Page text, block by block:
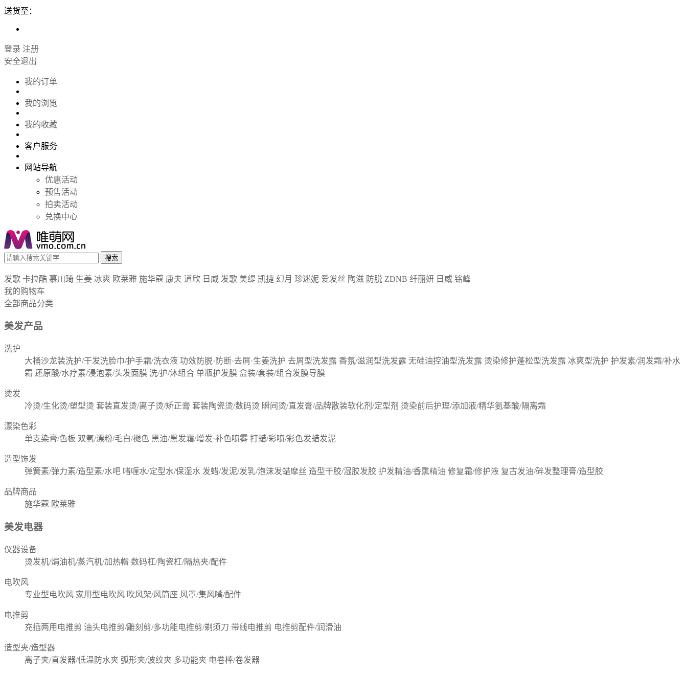
送货至：
登录 注册
安全退出
我的订单
我的浏览
我的收藏
客户服务
网站导航
优惠活动
预售活动
拍卖活动
兑换中心
搜索
发歌 卡拉酷 慕川琦 生姜 冰爽 欧莱雅 施华蔻 康夫 道欣 日威 发歌 美缇 凯捷 幻月 珍迷妮 爱发丝 陶滋 防脱 ZDNB 纤丽妍 日威 铭峰
我的购物车
全部商品分类
美发产品
洗护
大桶沙龙装洗护/干发洗脸巾/护手霜/洗衣液 功效防脱·防断·去屑·生姜洗护 去屑型洗发露 香氛/滋润型洗发露 无硅油控油型洗发露 烫染修护蓬松型洗发露 冰爽型洗护 护发素/润发霜/补水
霜 还原酸/水疗素/浸泡素/头发面膜 洗/护/沐组合 单瓶护发膜 盒装/套装/组合发膜导膜
烫发
冷烫/生化烫/塑型烫 套装直发烫/离子烫/矫正膏 套装陶瓷烫/数码烫 瞬间烫/直发膏/品牌散装软化剂/定型剂 烫染前后护理/添加液/精华氨基酸/隔离霜
漂染色彩
单支染膏/色板 双氧/漂粉/毛白/褪色 黑油/黑发霜/增发·补色喷雾 打蜡/彩喷/彩色发蜡发泥
造型饰发
弹簧素/弹力素/造型素/水吧 啫喱水/定型水/保湿水 发蜡/发泥/发乳/泡沫发蜡摩丝 造型干胶/湿胶发胶 护发精油/香熏精油 修复霜/修护液 复古发油/碎发整理膏/造型胶
品牌商品
施华蔻 欧莱雅
美发电器
仪器设备
烫发机/焗油机/蒸汽机/加热帽 数码杠/陶瓷杠/隔热夹/配件
电吹风
专业型电吹风 家用型电吹风 吹风架/风筒座 风罩/集风嘴/配件
电推剪
充插两用电推剪 油头电推剪/雕刻剪/多功能电推剪/剃须刀 带线电推剪 电推剪配件/润滑油
造型夹/造型器
离子夹/直发器/低温防水夹 弧形夹/波纹夹 多功能夹 电卷棒/卷发器